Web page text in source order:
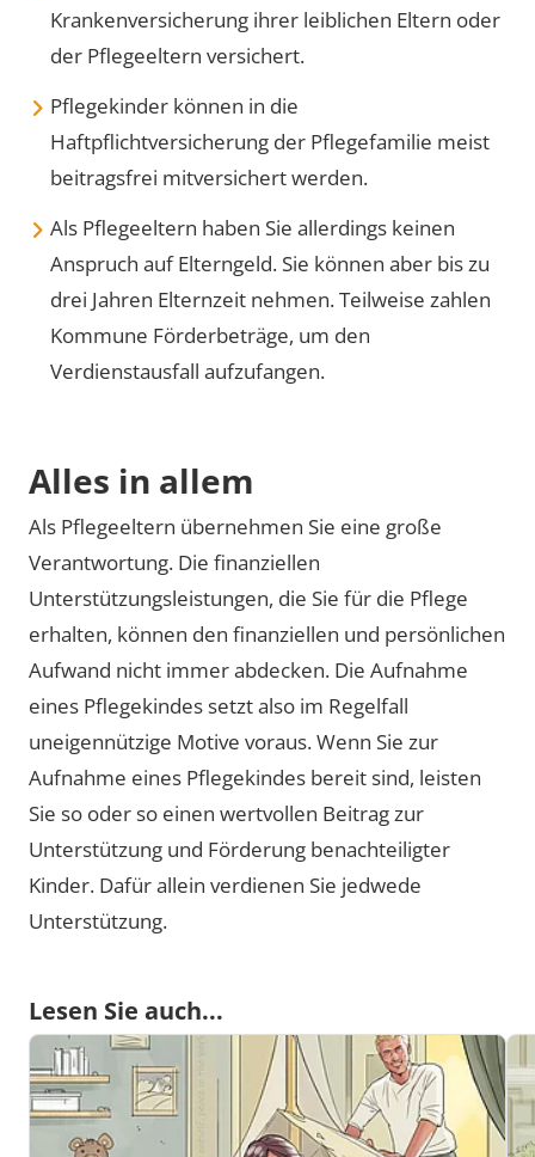
Krankenversicherung ihrer leiblichen Eltern oder
der Pflegeeltern versichert.
Pflegekinder können in die
Haftpflichtversicherung der Pflegefamilie meist
beitragsfrei mitversichert werden.
Als Pflegeeltern haben Sie allerdings keinen
Anspruch auf Elterngeld. Sie können aber bis zu
drei Jahren Elternzeit nehmen. Teilweise zahlen
Kommune Förderbeträge, um den
Verdienstausfall aufzufangen.
Alles in allem
Als Pflegeeltern übernehmen Sie eine große
Verantwortung. Die finanziellen
Unterstützungsleistungen, die Sie für die Pflege
erhalten, können den finanziellen und persönlichen
Aufwand nicht immer abdecken. Die Aufnahme
eines Pflegekindes setzt also im Regelfall
uneigennützige Motive voraus. Wenn Sie zur
Aufnahme eines Pflegekindes bereit sind, leisten
Sie so oder so einen wertvollen Beitrag zur
Unterstützung und Förderung benachteiligter
Kinder. Dafür allein verdienen Sie jedwede
Unterstützung.
Lesen Sie auch...